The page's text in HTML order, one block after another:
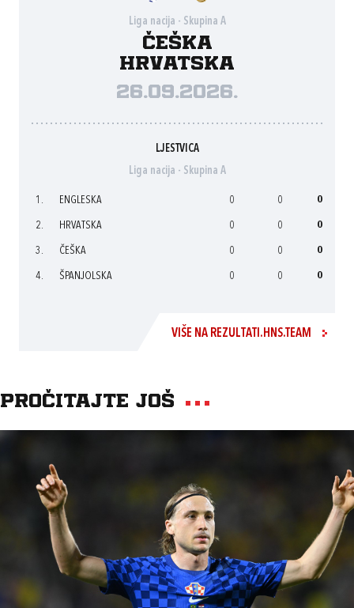
Liga nacija - Skupina A
Češka
Hrvatska
26.09.2026.
LJESTVICA
Liga nacija - Skupina A
1. ENGLESKA 0 0 0
2. HRVATSKA 0 0 0
3. ČEŠKA 0 0 0
4. ŠPANJOLSKA 0 0 0
VIŠE NA REZULTATI.HNS.TEAM
Pročitajte još